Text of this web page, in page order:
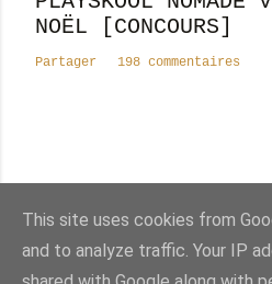
NOËL [CONCOURS]
Partager 198 commentaires
43996
This site uses cookies from
and to analyze traffic. Your IP